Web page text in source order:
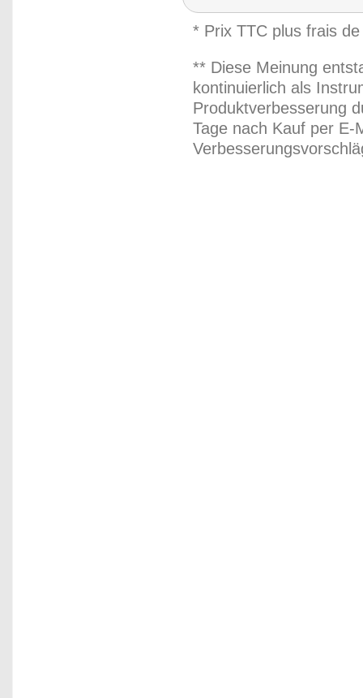
* Prix TTC plus frais
** Diese Meinung
kontinuierlich als
Produktverbesserung
Tage nach Kauf per E-